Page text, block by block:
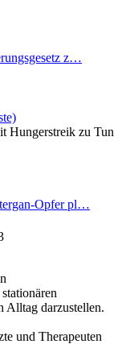
z…
Hungerstreik zu Tun
Opfer pl…
Alltag darzustellen.
und Therapeuten